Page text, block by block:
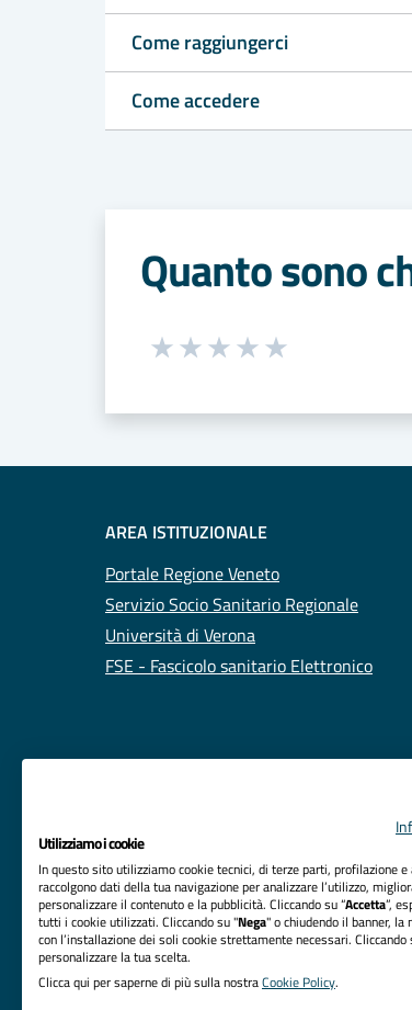
Come raggiungerci
Come accedere
Quanto sono
Seleziona una valutazione
AREA ISTITUZIONALE
Portale Regione Veneto
Servizio Socio Sanitario Regionale
Università di Verona
FSE - Fascicolo sanitario Elettronico
RIFERIMENTI
Azienda Ospedaliera Universitaria
Utilizziamo i cookie
In questo sito utilizziamo cookie tecnici, di terze parti, profilazione
raccolgono dati della tua navigazione per analizzare l’utilizzo,
personalizzare il contenuto e la pubblicità. Cliccando su “Accetta”,
tutti i cookie utilizzati. Cliccando su "Nega" o chiudendo il banner, la
con l’installazione dei soli cookie strettamente necessari. Cliccando
personalizzare la tua scelta.
Clicca qui per saperne di più sulla nostraCookie Policy.